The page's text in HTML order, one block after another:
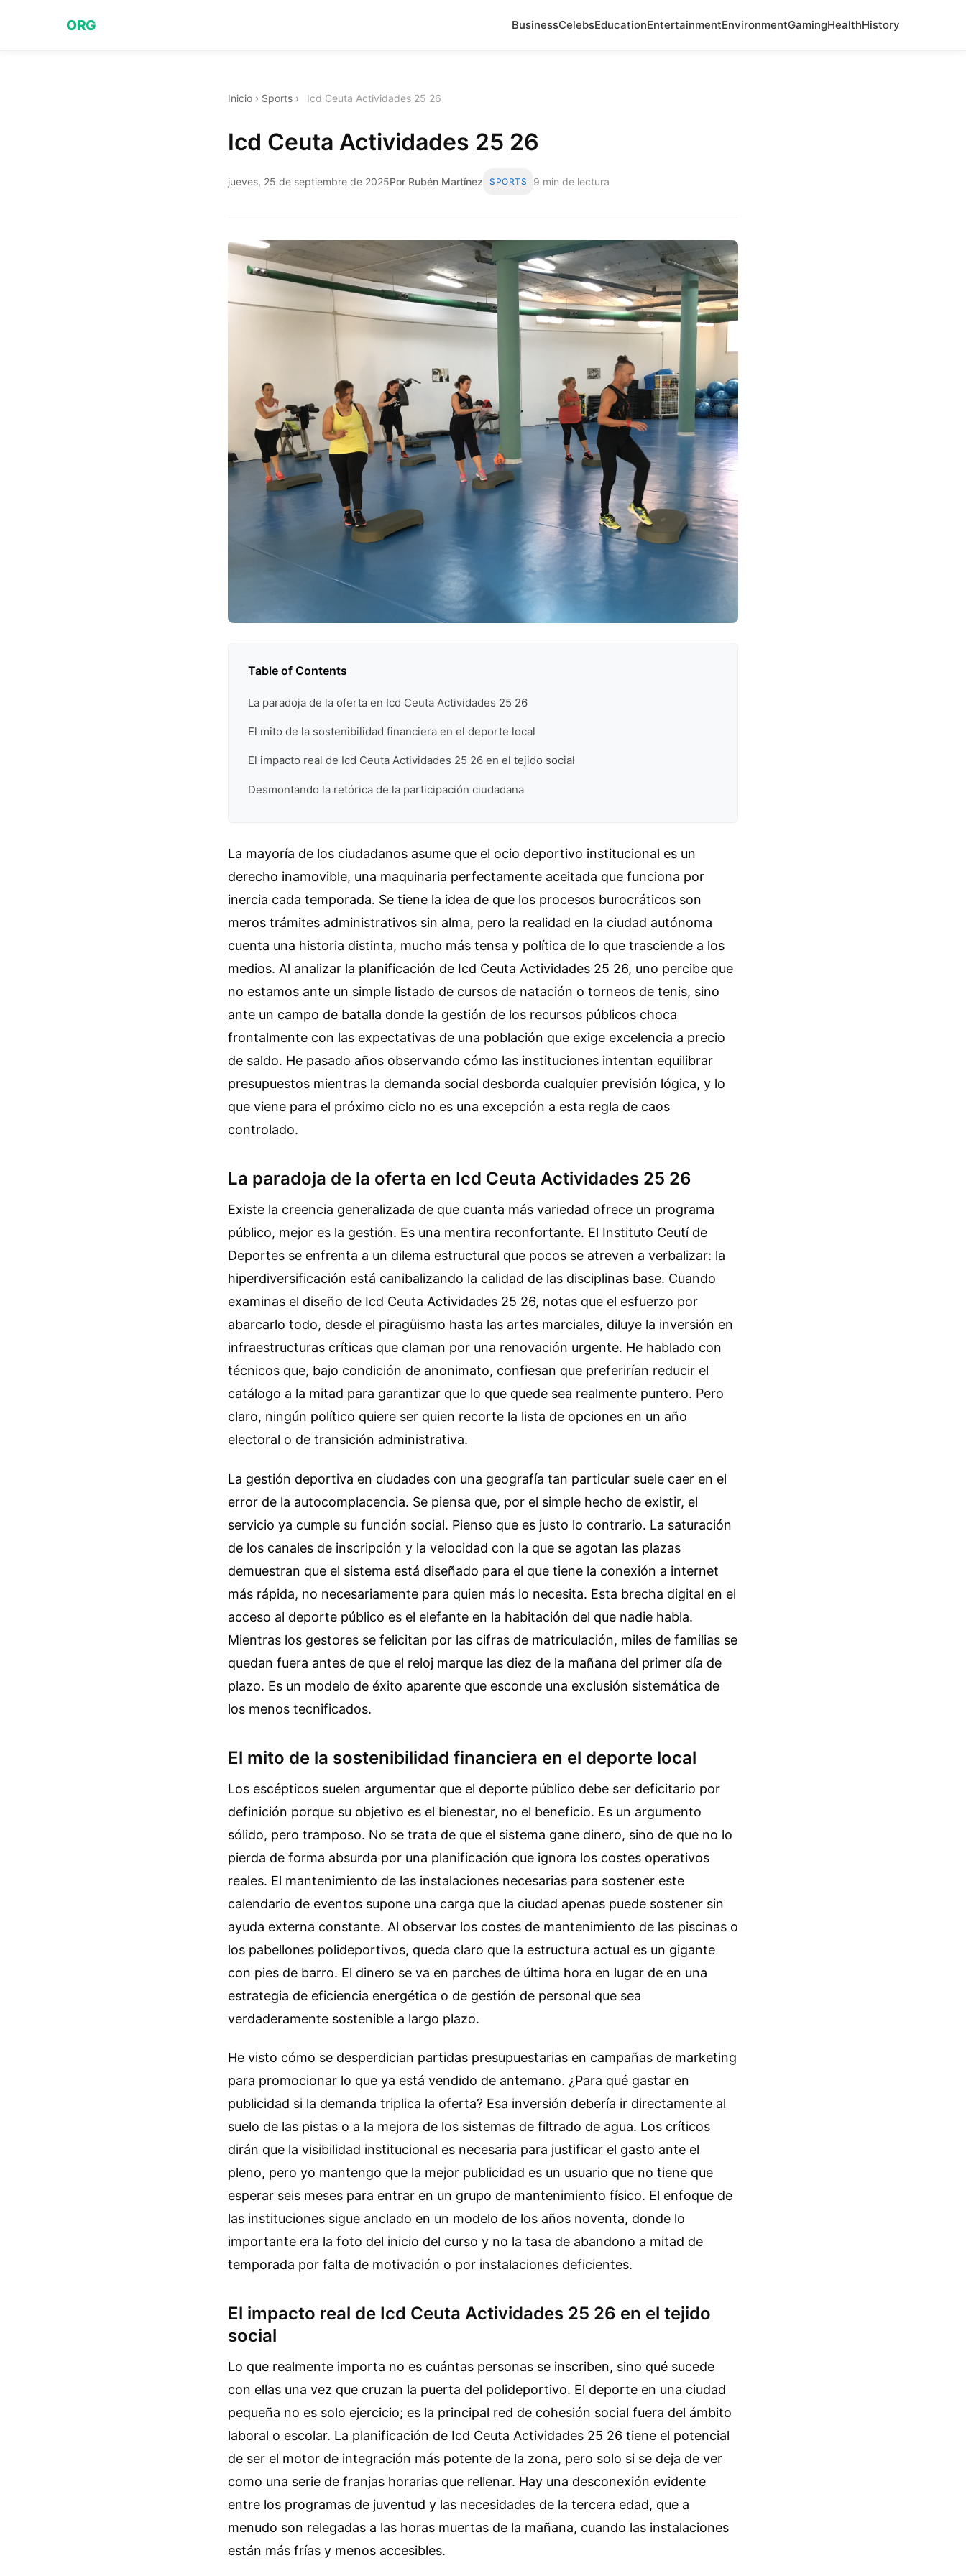
ORG BusinessCelebsEducationEntertainmentEnvironmentGamingHealthHistory
Inicio › Sports › Icd Ceuta Actividades 25 26
Icd Ceuta Actividades 25 26
jueves, 25 de septiembre de 2025Por Rubén Martínez SPORTS 9 min de lectura
Table of Contents
La paradoja de la oferta en Icd Ceuta Actividades 25 26
El mito de la sostenibilidad financiera en el deporte local
El impacto real de Icd Ceuta Actividades 25 26 en el tejido social
Desmontando la retórica de la participación ciudadana
La mayoría de los ciudadanos asume que el ocio deportivo institucional es un
derecho inamovible, una maquinaria perfectamente aceitada que funciona por
inercia cada temporada. Se tiene la idea de que los procesos burocráticos son
meros trámites administrativos sin alma, pero la realidad en la ciudad autónoma
cuenta una historia distinta, mucho más tensa y política de lo que trasciende a los
medios. Al analizar la planificación de Icd Ceuta Actividades 25 26, uno percibe que
no estamos ante un simple listado de cursos de natación o torneos de tenis, sino
ante un campo de batalla donde la gestión de los recursos públicos choca
frontalmente con las expectativas de una población que exige excelencia a precio
de saldo. He pasado años observando cómo las instituciones intentan equilibrar
presupuestos mientras la demanda social desborda cualquier previsión lógica, y lo
que viene para el próximo ciclo no es una excepción a esta regla de caos
controlado.
La paradoja de la oferta en Icd Ceuta Actividades 25 26
Existe la creencia generalizada de que cuanta más variedad ofrece un programa
público, mejor es la gestión. Es una mentira reconfortante. El Instituto Ceutí de
Deportes se enfrenta a un dilema estructural que pocos se atreven a verbalizar: la
hiperdiversificación está canibalizando la calidad de las disciplinas base. Cuando
examinas el diseño de Icd Ceuta Actividades 25 26, notas que el esfuerzo por
abarcarlo todo, desde el piragüismo hasta las artes marciales, diluye la inversión en
infraestructuras críticas que claman por una renovación urgente. He hablado con
técnicos que, bajo condición de anonimato, confiesan que preferirían reducir el
catálogo a la mitad para garantizar que lo que quede sea realmente puntero. Pero
claro, ningún político quiere ser quien recorte la lista de opciones en un año
electoral o de transición administrativa.
La gestión deportiva en ciudades con una geografía tan particular suele caer en el
error de la autocomplacencia. Se piensa que, por el simple hecho de existir, el
servicio ya cumple su función social. Pienso que es justo lo contrario. La saturación
de los canales de inscripción y la velocidad con la que se agotan las plazas
demuestran que el sistema está diseñado para el que tiene la conexión a internet
más rápida, no necesariamente para quien más lo necesita. Esta brecha digital en el
acceso al deporte público es el elefante en la habitación del que nadie habla.
Mientras los gestores se felicitan por las cifras de matriculación, miles de familias se
quedan fuera antes de que el reloj marque las diez de la mañana del primer día de
plazo. Es un modelo de éxito aparente que esconde una exclusión sistemática de
los menos tecnificados.
El mito de la sostenibilidad financiera en el deporte local
Los escépticos suelen argumentar que el deporte público debe ser deficitario por
definición porque su objetivo es el bienestar, no el beneficio. Es un argumento
sólido, pero tramposo. No se trata de que el sistema gane dinero, sino de que no lo
pierda de forma absurda por una planificación que ignora los costes operativos
reales. El mantenimiento de las instalaciones necesarias para sostener este
calendario de eventos supone una carga que la ciudad apenas puede sostener sin
ayuda externa constante. Al observar los costes de mantenimiento de las piscinas o
los pabellones polideportivos, queda claro que la estructura actual es un gigante
con pies de barro. El dinero se va en parches de última hora en lugar de en una
estrategia de eficiencia energética o de gestión de personal que sea
verdaderamente sostenible a largo plazo.
He visto cómo se desperdician partidas presupuestarias en campañas de marketing
para promocionar lo que ya está vendido de antemano. ¿Para qué gastar en
publicidad si la demanda triplica la oferta? Esa inversión debería ir directamente al
suelo de las pistas o a la mejora de los sistemas de filtrado de agua. Los críticos
dirán que la visibilidad institucional es necesaria para justificar el gasto ante el
pleno, pero yo mantengo que la mejor publicidad es un usuario que no tiene que
esperar seis meses para entrar en un grupo de mantenimiento físico. El enfoque de
las instituciones sigue anclado en un modelo de los años noventa, donde lo
importante era la foto del inicio del curso y no la tasa de abandono a mitad de
temporada por falta de motivación o por instalaciones deficientes.
El impacto real de Icd Ceuta Actividades 25 26 en el tejido
social
Lo que realmente importa no es cuántas personas se inscriben, sino qué sucede
con ellas una vez que cruzan la puerta del polideportivo. El deporte en una ciudad
pequeña no es solo ejercicio; es la principal red de cohesión social fuera del ámbito
laboral o escolar. La planificación de Icd Ceuta Actividades 25 26 tiene el potencial
de ser el motor de integración más potente de la zona, pero solo si se deja de ver
como una serie de franjas horarias que rellenar. Hay una desconexión evidente
entre los programas de juventud y las necesidades de la tercera edad, que a
menudo son relegadas a las horas muertas de la mañana, cuando las instalaciones
están más frías y menos accesibles.